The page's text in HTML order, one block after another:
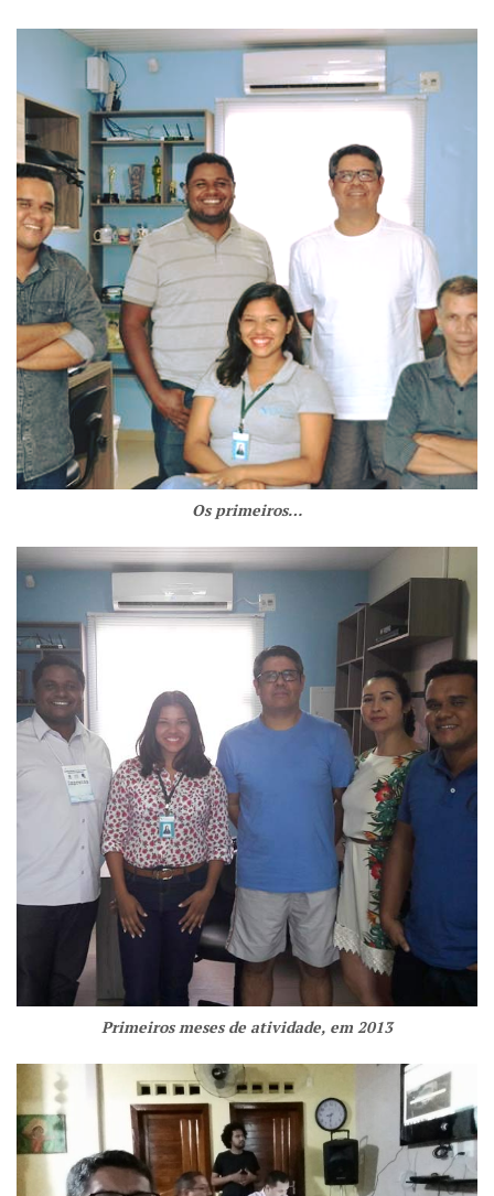
Os primeiros…
Primeiros meses de atividade, em 2013